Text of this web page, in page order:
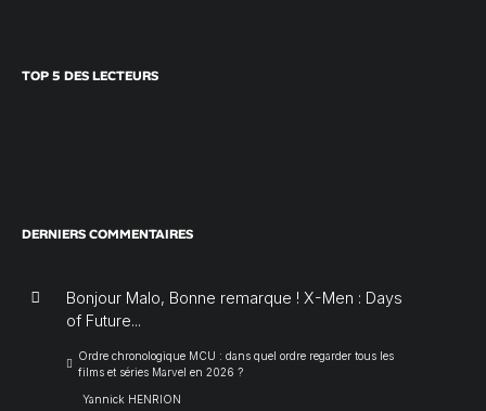
TOP 5 DES LECTEURS
DERNIERS COMMENTAIRES
Bonjour Malo, Bonne remarque ! X-Men : Days
of Future...
Ordre chronologique MCU : dans quel ordre regarder tous les
films et séries Marvel en 2026 ?
Yannick HENRION